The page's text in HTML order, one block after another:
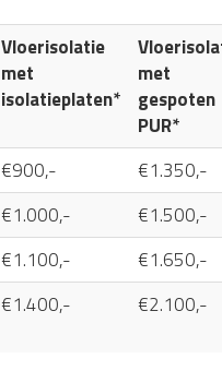
Vloerisolatie
met
isolatieplaten*
met
gespoten
PUR*
€900,-
€1.350,-
€1.000,-
€1.500,-
€1.100,-
€1.650,-
€1.400,- €2.100,-